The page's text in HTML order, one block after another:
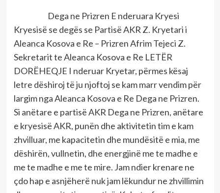
Dega ne Prizren E nderuara Kryesi
Kryesisë se degës se Partisë AKR Z. Kryetari i
Aleanca Kosova e Re – Prizren Afrim Tejeci Z.
Sekretarit te Aleanca Kosova e Re LETËR
DORËHEQJE I nderuar Kryetar, përmes kësaj
letre dëshiroj të ju njoftoj se kam marr vendim për
largim nga Aleanca Kosova e Re Dega ne Prizren.
Si anëtare e partisë AKR Dega ne Prizren, anëtare
e kryesisë AKR, punën dhe aktivitetin tim e kam
zhvilluar, me kapacitetin dhe mundësitë e mia, me
dëshirën, vullnetin, dhe energjinë me te madhe e
me te madhe e me te mire. Jam ndier krenare ne
çdo hap e asnjëherë nuk jam lëkundur ne zhvillimin